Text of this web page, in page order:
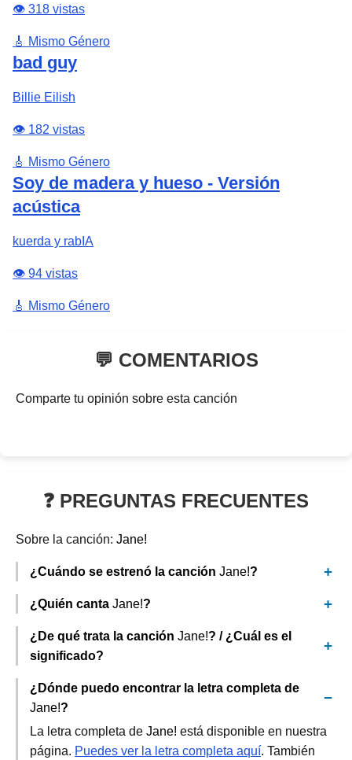
👁️ 318 vistas
🎸 Mismo Género
bad guy
Billie Eilish
👁️ 182 vistas
🎸 Mismo Género
Soy de madera y hueso - Versión
acústica
kuerda y rabIA
👁️ 94 vistas
🎸 Mismo Género
💬 COMENTARIOS
Comparte tu opinión sobre esta canción
❓ PREGUNTAS FRECUENTES
Sobre la canción: Jane!
¿Cuándo se estrenó la canción Jane!?
¿Quién canta Jane!?
¿De qué trata la canción Jane!? / ¿Cuál es el
significado?
¿Dónde puedo encontrar la letra completa de
Jane!?
La letra completa de Jane! está disponible en nuestra
página. Puedes ver la letra completa aquí. También